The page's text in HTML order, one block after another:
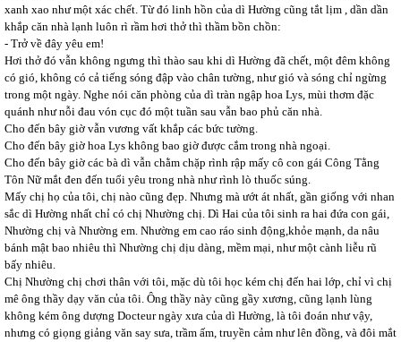
xanh xao như một xác chết. Từ đó linh hồn của dì Hường cũng tắt lịm , dần dần
khắp căn nhà lạnh luôn rì rầm hơi thở thì thầm bồn chồn:
- Trở về đây yêu em!
Hơi thở đó vẫn không ngưng thì thào sau khi dì Hường đã chết, một đêm không
có gió, không có cả tiếng sóng đập vào chân tường, như gió và sóng chỉ ngừng
trong một ngày. Nghe nói căn phòng của dì tràn ngập hoa Lys, mùi thơm đặc
quánh như nỗi đau vón cục đó một tuần sau vẫn bao phủ căn nhà.
Cho đến bây giờ vẫn vương vất khắp các bức tường.
Cho đến bây giờ hoa Lys không bao giờ được cắm trong nhà ngoại.
Cho đến bây giờ các bà dì vẫn chằm chặp rình rập mấy cô con gái Công Tằng
Tôn Nữ mắt đen đến tuổi yêu trong nhà như rình lò thuốc súng.
Mấy chị họ của tôi, chị nào cũng đẹp. Nhưng mà ướt át nhất, gần giống với nhan
sắc dì Hường nhất chỉ có chị Nhường chị. Dì Hai của tôi sinh ra hai đứa con gái,
Nhường chị và Nhường em. Nhường em cao ráo sinh động,khỏe mạnh, da nâu
bánh mật bao nhiêu thì Nhường chị dịu dàng, mềm mại, như một cành liễu rũ
bấy nhiêu.
Chị Nhường chị chơi thân với tôi, mặc dù tôi học kém chị đến hai lớp, chỉ vì chị
mê ông thầy dạy văn của tôi. Ông thầy này cũng gầy xương, cũng lạnh lùng
không kém ông dượng Docteur ngày xưa của dì Hường, là tôi đoán như vậy,
nhưng có giọng giảng văn say sưa, trầm ấm, truyền cảm như lên đồng, và đôi mắt